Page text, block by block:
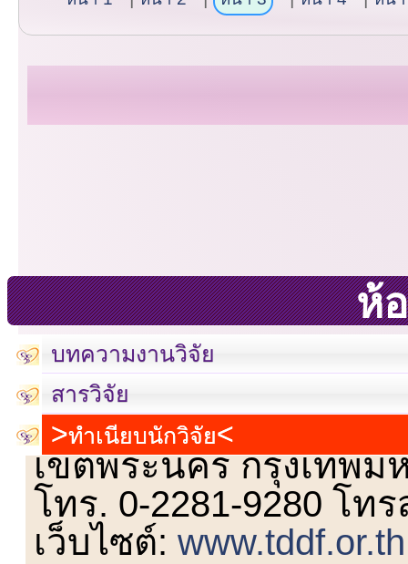
ห้
บทความงานวิจัย
สารวิจัย
ทำเนียบนักวิจัย
เลขที่ 23 ชั้น 2 ถนนวิ
เขตพระนคร กรุงเทพม
โทร. 0-2281-9280 โท
เว็บไซต์:www.tddf.or.th